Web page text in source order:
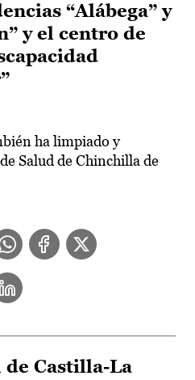
“Alábega” y
y el centro de
ha limpiado y
Salud de Chinchilla de
Castilla-La